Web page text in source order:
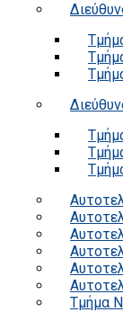
Τμήμα